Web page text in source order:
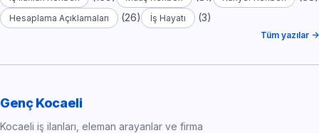
Hesaplama Açıklamaları (26) İş Hayatı (3)
Tüm yazılar →
Genç Kocaeli
Kocaeli iş ilanları, eleman arayanlar ve firma